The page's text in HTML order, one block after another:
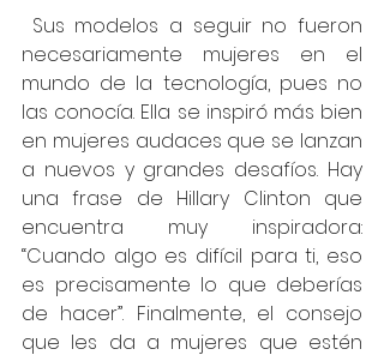
Sus modelos a seguir no fueron
necesariamente mujeres en el
mundo de la tecnología, pues no
las conocía. Ella se inspiró más bien
en mujeres audaces que se lanzan
a nuevos y grandes desafíos. Hay
una frase de Hillary Clinton que
encuentra muy inspiradora:
“Cuando algo es difícil para ti, eso
es precisamente lo que deberías
de hacer”. Finalmente, el consejo
que les da a mujeres que estén